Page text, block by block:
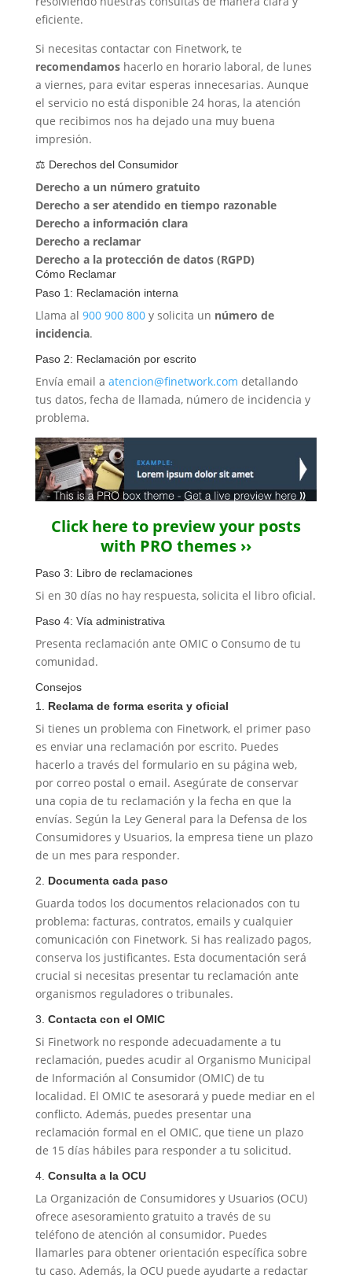
eficiente.
Si necesitas contactar con Finetwork, te
recomendamoshacerlo en horario laboral, de lunes
a viernes, para evitar esperas innecesarias. Aunque
el servicio no está disponible 24 horas, la atención
que recibimos nos ha dejado una muy buena
impresión.
⚖️ Derechos del Consumidor
Derecho a un número gratuito
Derecho a ser atendido en tiempo razonable
Derecho a información clara
Derecho a reclamar
Derecho a la protección de datos (RGPD)
Cómo Reclamar
Paso 1: Reclamación interna
Llama al 900 900 800y solicita un número de
incidencia.
Paso 2: Reclamación por escrito
Envía email a atencion@finetwork.com detallando
tus datos, fecha de llamada, número de incidencia y
problema.
Click here to preview your posts
with PRO themes ››
Paso 3: Libro de reclamaciones
Si en 30 días no hay respuesta, solicita el libro oficial.
Paso 4: Vía administrativa
Presenta reclamación ante OMIC o Consumo de tu
comunidad.
Consejos
1. Reclama de forma escrita y oficial
Si tienes un problema con Finetwork, el primer paso
es enviar una reclamación por escrito. Puedes
hacerlo a través del formulario en su página web,
por correo postal o email. Asegúrate de conservar
una copia de tu reclamación y la fecha en que la
envías. Según la Ley General para la Defensa de los
Consumidores y Usuarios, la empresa tiene un plazo
de un mes para responder.
2. Documenta cada paso
Guarda todos los documentos relacionados con tu
problema: facturas, contratos, emails y cualquier
comunicación con Finetwork. Si has realizado pagos,
conserva los justificantes. Esta documentación será
crucial si necesitas presentar tu reclamación ante
organismos reguladores o tribunales.
3. Contacta con el OMIC
Si Finetwork no responde adecuadamente a tu
reclamación, puedes acudir al Organismo Municipal
de Información al Consumidor (OMIC) de tu
localidad. El OMIC te asesorará y puede mediar en el
conflicto. Además, puedes presentar una
reclamación formal en el OMIC, que tiene un plazo
de 15 días hábiles para responder a tu solicitud.
4. Consulta a la OCU
La Organización de Consumidores y Usuarios (OCU)
ofrece asesoramiento gratuito a través de su
teléfono de atención al consumidor. Puedes
llamarles para obtener orientación específica sobre
tu caso. Además, la OCU puede ayudarte a redactar